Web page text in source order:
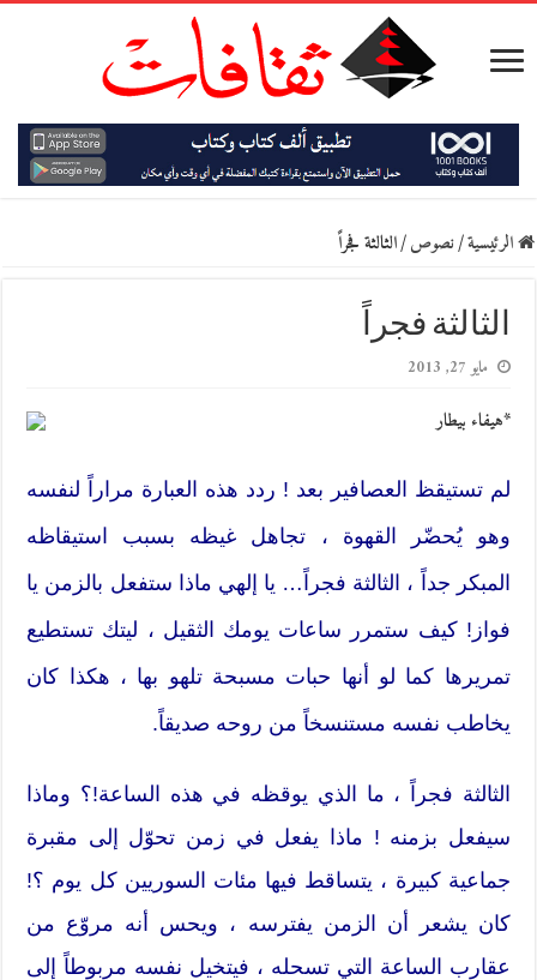
الرئيسية/نصوص/الثالثة فجراً
الثالثة فجراً
مايو 27, 2013
*هيفاء بيطار
لم تستيقظ العصافير بعد ! ردد هذه العبارة مراراً لنفسه
وهو يُحضّر القهوة ، تجاهل غيظه بسبب استيقاظه
المبكر جداً ، الثالثة فجراً… يا إلهي ماذا ستفعل بالزمن يا
فواز! كيف ستمرر ساعات يومك الثقيل ، ليتك تستطيع
تمريرها كما لو أنها حبات مسبحة تلهو بها ، هكذا كان
يخاطب نفسه مستنسخاً من روحه صديقاً.
الثالثة فجراً ، ما الذي يوقظه في هذه الساعة!؟ وماذا
سيفعل بزمنه ! ماذا يفعل في زمن تحوّل إلى مقبرة
جماعية كبيرة ، يتساقط فيها مئات السوريين كل يوم ؟!
كان يشعر أن الزمن يفترسه ، ويحس أنه مروّع من
عقارب الساعة التي تسحله ، فيتخيل نفسه مربوطاً إلى